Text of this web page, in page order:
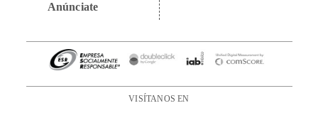
Anúnciate
VISÍTANOS EN